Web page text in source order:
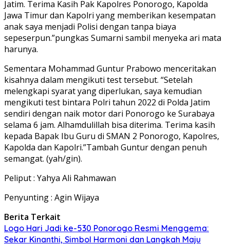
Jatim. Terima Kasih Pak Kapolres Ponorogo, Kapolda
Jawa Timur dan Kapolri yang memberikan kesempatan
anak saya menjadi Polisi dengan tanpa biaya
sepeserpun.”pungkas Sumarni sambil menyeka ari mata
harunya.
Sementara Mohammad Guntur Prabowo menceritakan
kisahnya dalam mengikuti test tersebut. “Setelah
melengkapi syarat yang diperlukan, saya kemudian
mengikuti test bintara Polri tahun 2022 di Polda Jatim
sendiri dengan naik motor dari Ponorogo ke Surabaya
selama 6 jam. Alhamdulillah bisa diterima. Terima kasih
kepada Bapak Ibu Guru di SMAN 2 Ponorogo, Kapolres,
Kapolda dan Kapolri.”Tambah Guntur dengan penuh
semangat. (yah/gin).
Peliput : Yahya Ali Rahmawan
Penyunting : Agin Wijaya
Berita Terkait
Logo Hari Jadi ke-530 Ponorogo Resmi Menggema:
Sekar Kinanthi, Simbol Harmoni dan Langkah Maju